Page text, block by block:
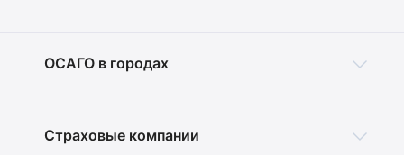
ОСАГО в городах
Страховые компании